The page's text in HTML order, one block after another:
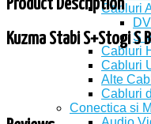
Cabluri
DVI
S
Cabluri
Cabluri
Alte
Cabluri
Conectica si
Product Description
Kuzma Stabi S+Stogi S